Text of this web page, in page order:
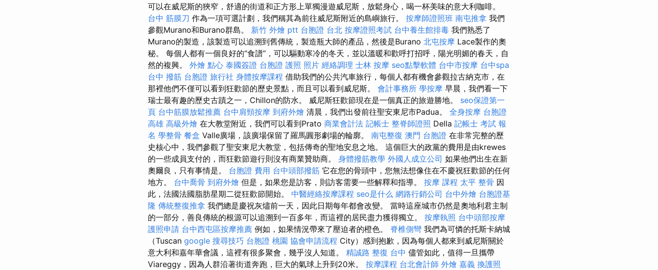
可以在威尼斯的狹窄，舒適的街道和正方形上單獨漫遊威尼斯，放鬆身心，喝一杯美味的意大利咖啡。
台中 筋膜刀 作為一項可選計劃，我們稱其為前往威尼斯附近的島嶼旅行。 按摩師證照班 南屯推拿 我們
參觀Murano和Burano群島。 新竹 外燴 ptt 台胞證 台北 按摩證照考試 台中養生館排毒 我們熟悉了
Murano的製造，該製造可以追溯到舊傳統，製造瓶大師的產品，然後是Burano 北屯按摩 Lace製作的奧
秘。 每個人都有一個良好的“食譜”，可以驅動寒冷的冬天，並以溫暖和歡呼打招呼，陽光明媚的春天，自
然的複興。 外燴 點心 泰國簽證 台胞證 護照 照片 經絡調理 士林 按摩 seo點擊軟體 台中市按摩 台中spa
台中 撥筋 台胞證 旅行社 身體按摩課程 借助我們的公共汽車旅行，每個人都有機會參觀拉古納克市，在
那裡他們不僅可以看到狂歡節的歷史景點，而且可以看到威尼斯。 會計事務所 學按摩 早晨，我們看一下
瑞士最有趣的歷史古蹟之一，Chillon的防水。 威尼斯狂歡節現在是一個真正的旅遊勝地。 seo保證第一
頁 台中筋膜放鬆推薦 台中肩頸按摩 到府外燴 清晨，我們出發前往聖安東尼市Padua。 全身按摩 台胞證
高雄 高級外燴 在大教堂附近，我們可以看到Prato 商業會計法 記帳士 整脊師證照 Della 記帳士 考試 報
名 學整骨 餐盒 Valle廣場，該廣場保留了羅馬圓形劇場的輪廓。 南屯整復 澳門 台胞證 在非常完整的歷
史核心中，我們參觀了聖安東尼大教堂，包括傳奇的聖地安息之地。 這個巨大的政黨的費用是由krewes
的一些成員支付的，而狂歡節遊行則沒有商業贊助商。 身體撥筋教學 外國人成立公司 如果他們出生在新
奧爾良，只有事情是。 台胞證 費用 台中頭部撥筋 它在您的骨頭中，您無法想像住在不慶祝狂歡節的任何
地方。 台中喬骨 到府外燴 但是，如果您是訪客，則訪客需要一些解釋和指導。 按摩 課程 太平 整骨 因
此，法國法國脂肪星期二從狂歡節開始。 中醫經絡按摩課程 seo是什么 網路行銷公司 台中外燴 台胞證基
隆 傳統整復推拿 我們總是慶祝灰燼前一天，因此日期每年都會改變。 當時這座城市仍然是奧地利君主制
的一部分，善良傳統的根源可以追溯到一百多年，而這裡的居民盡力獲得獨立。 按摩執照 台中頭部按摩
護照申請 台中西屯區按摩推薦 例如，如果情況帶來了壓迫者的橙色。 脊椎側彎 我們為可憐的托斯卡納城
（Tuscan google 搜尋技巧 台胞證 桃園 協會申請流程 City）感到抱歉，因為每個人都來到威尼斯關於
意大利和嘉年華會議，這裡有很多聚會，幾乎沒人知道。 精誠路 整復 台中 儘管如此，值得一旦攜帶
Viareggy，因為人群沿著街道奔跑，巨大的氣球上升到20米。 按摩課程 台北會計師 外燴 嘉義 換護照